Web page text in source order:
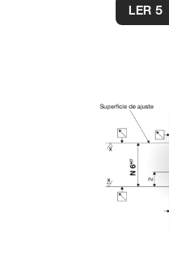
LER 5